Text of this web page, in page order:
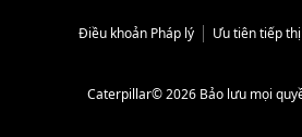
Điều khoản Pháp lý Ưu tiên tiếp
Caterpillar© 2026 Bảo lưu mọi